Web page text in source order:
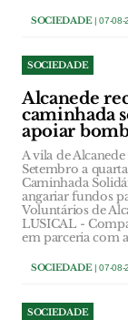
SOCIEDADE| 07-08-
SOCIEDADE
Alcanede
caminhada
apoiar
A vila de
Setembro a
Caminhada
angariar fundos
Voluntários de
LUSICAL -
em parceria com
SOCIEDADE| 07-08-
SOCIEDADE